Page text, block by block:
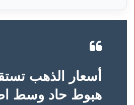
أسعار الذهب
هبوط حاد وسط